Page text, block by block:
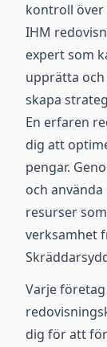
kontroll över
IHM
expert som
upprätta
skapa
En erfaren
dig att
pengar.
och
resurser
verksamhet
Varje
dig för att